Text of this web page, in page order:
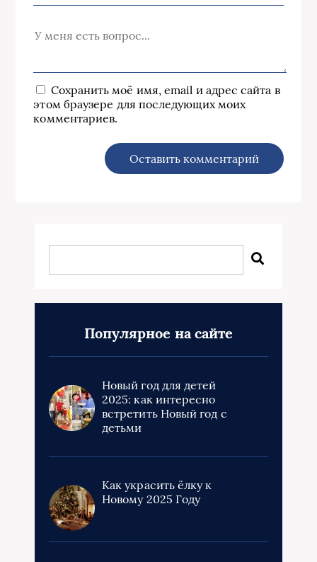
Сохранить моё имя, email и адрес сайта в
этом браузере для последующих моих
комментариев.
Популярное на сайте
Новый год для детей
2025: как интересно
встретить Новый год с
детьми
Как украсить ёлку к
Новому 2025 Году